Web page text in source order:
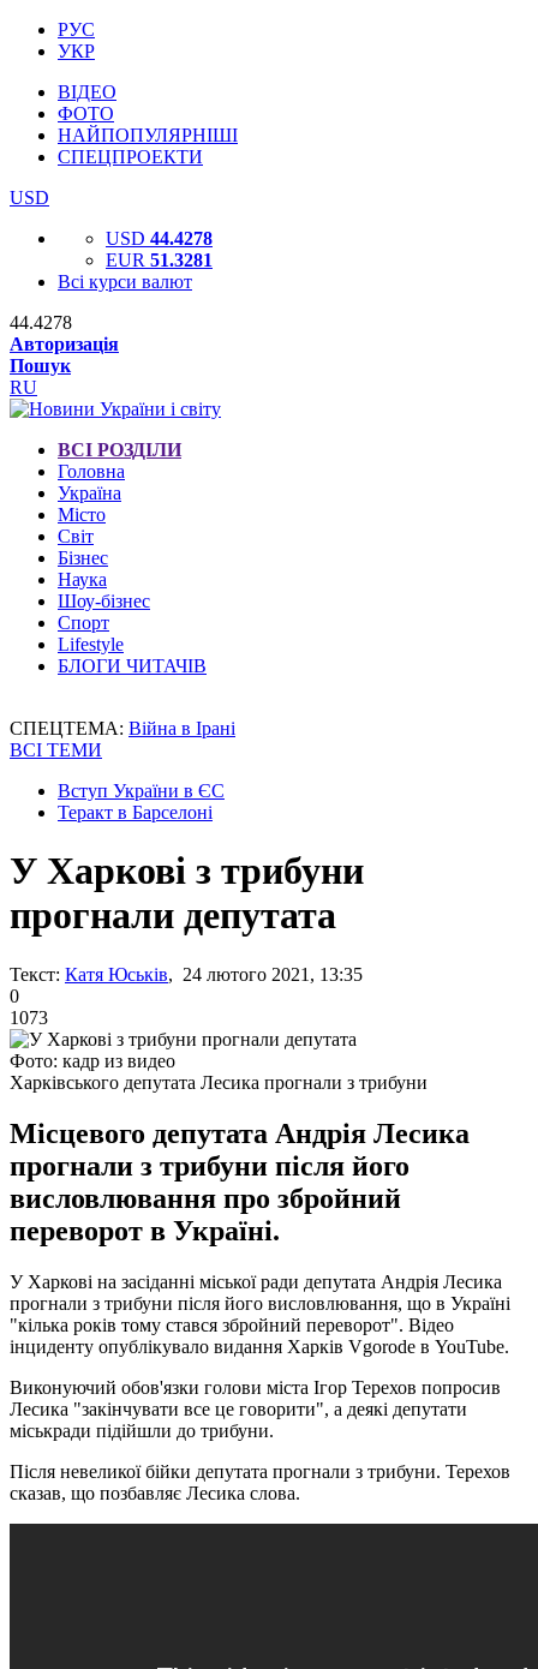
РУС
УКР
ВІДЕО
ФОТО
НАЙПОПУЛЯРНІШІ
СПЕЦПРОЕКТИ
USD
USD 44.4278
EUR 51.3281
Всі курси валют
44.4278
Авторизація
Пошук
RU
ВСІ РОЗДІЛИ
Головна
Україна
Місто
Світ
Бізнес
Наука
Шоу-бізнес
Спорт
Lifestyle
БЛОГИ ЧИТАЧІВ
СПЕЦТЕМА: Війна в Ірані
ВСІ ТЕМИ
Вступ України в ЄС
Теракт в Барселоні
У Харкові з трибуни
прогнали депутата
Текст: Катя Юськів, 24 лютого 2021, 13:35
0
1073
Фото: кадр из видео
Харківського депутата Лесика прогнали з трибуни
Місцевого депутата Андрія Лесика
прогнали з трибуни після його
висловлювання про збройний
переворот в Україні.
У Харкові на засіданні міської ради депутата Андрія Лесика
прогнали з трибуни після його висловлювання, що в Україні
"кілька років тому стався збройний переворот". Відео
інциденту опублікувало видання Харків Vgorode в YouTube.
Виконуючий обов'язки голови міста Ігор Терехов попросив
Лесика "закінчувати все це говорити", а деякі депутати
міськради підійшли до трибуни.
Після невеликої бійки депутата прогнали з трибуни. Терехов
сказав, що позбавляє Лесика слова.